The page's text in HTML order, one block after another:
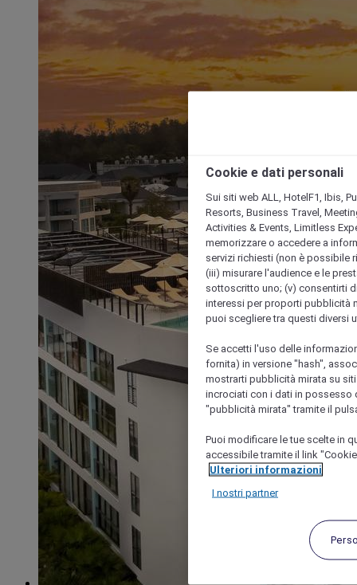
Cookie e dati personali
Sui siti web ALL, HotelF1, Ibis,
Resorts, Business Travel,
Activities & Events, Limitless
memorizzare o accedere a
servizi richiesti (non è possibile
(iii) misurare l'audience e le
sottoscritto uno; (v) consentirti
interessi per proporti pubblicità
puoi scegliere tra questi diversi
Se accetti l'uso delle
fornita) in versione "hash",
mostrarti pubblicità mirata su
incrociati con i dati in possesso
"pubblicità mirata" tramite il
Puoi modificare le tue scelte in
accessibile tramite il link
Ulteriori informazioni
I nostri partner